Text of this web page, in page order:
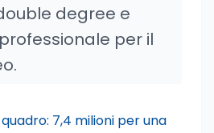
degree e
per il
quadro: 7,4 milioni per una